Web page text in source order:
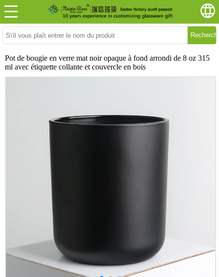
Pot de bougie en verre mat noir opaque à fond arrondi de 8 oz 315
ml avec étiquette collante et couvercle en bois